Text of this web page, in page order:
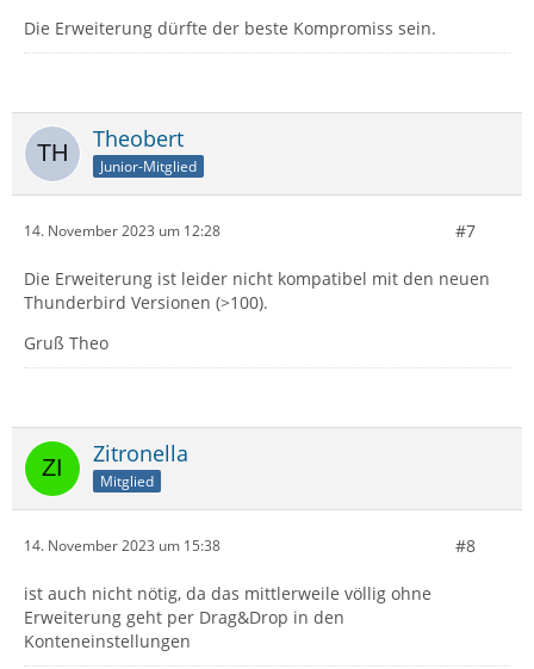
Die Erweiterung dürfte der beste Kompromiss sein.
Theobert
Junior-Mitglied
14. November 2023 um 12:28 #7
Die Erweiterung ist leider nicht kompatibel mit den neuen
Thunderbird Versionen (>100).
Gruß Theo
Zitronella
Mitglied
14. November 2023 um 15:38 #8
ist auch nicht nötig, da das mittlerweile völlig ohne
Erweiterung geht per Drag&Drop in den
Konteneinstellungen